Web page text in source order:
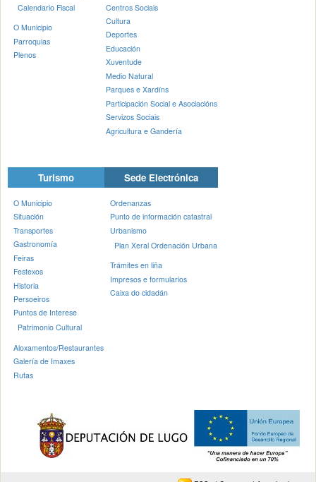
Calendario Fiscal
O Municipio
Parroquias
Plenos
Centros Sociais
Cultura
Deportes
Educación
Xuventude
Medio Natural
Parques e Xardíns
Participación Social e Asociacións
Servizos Sociais
Agricultura e Gandería
Turismo
O Municipio
Situación
Transportes
Gastronomía
Feiras
Festexos
Historia
Persoeiros
Puntos de Interese
Patrimonio Cultural
Aloxamentos/Restaurantes
Galería de Imaxes
Rutas
Sede Electrónica
Ordenanzas
Punto de información catastral
Urbanismo
Plan Xeral Ordenación Urbana
Trámites en liña
Impresos e formularios
Caixa do cidadán